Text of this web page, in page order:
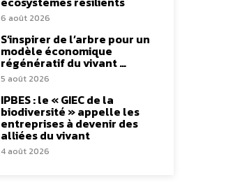
6 août 2026
S’inspirer de l’arbre pour un
modèle économique
régénératif du vivant …
5 août 2026
IPBES : le « GIEC de la
biodiversité » appelle les
entreprises à devenir des
alliées du vivant
4 août 2026